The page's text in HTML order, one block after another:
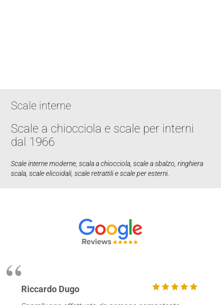
Scale interne
Scale a chiocciola e scale per interni
dal 1966
Scale interne moderne ,scala a chiocciola ,scale a sbalzo ,ringhiera
scala ,scale elicoidali ,scale retrattilie scale per esterni.
Riccardo Dugo